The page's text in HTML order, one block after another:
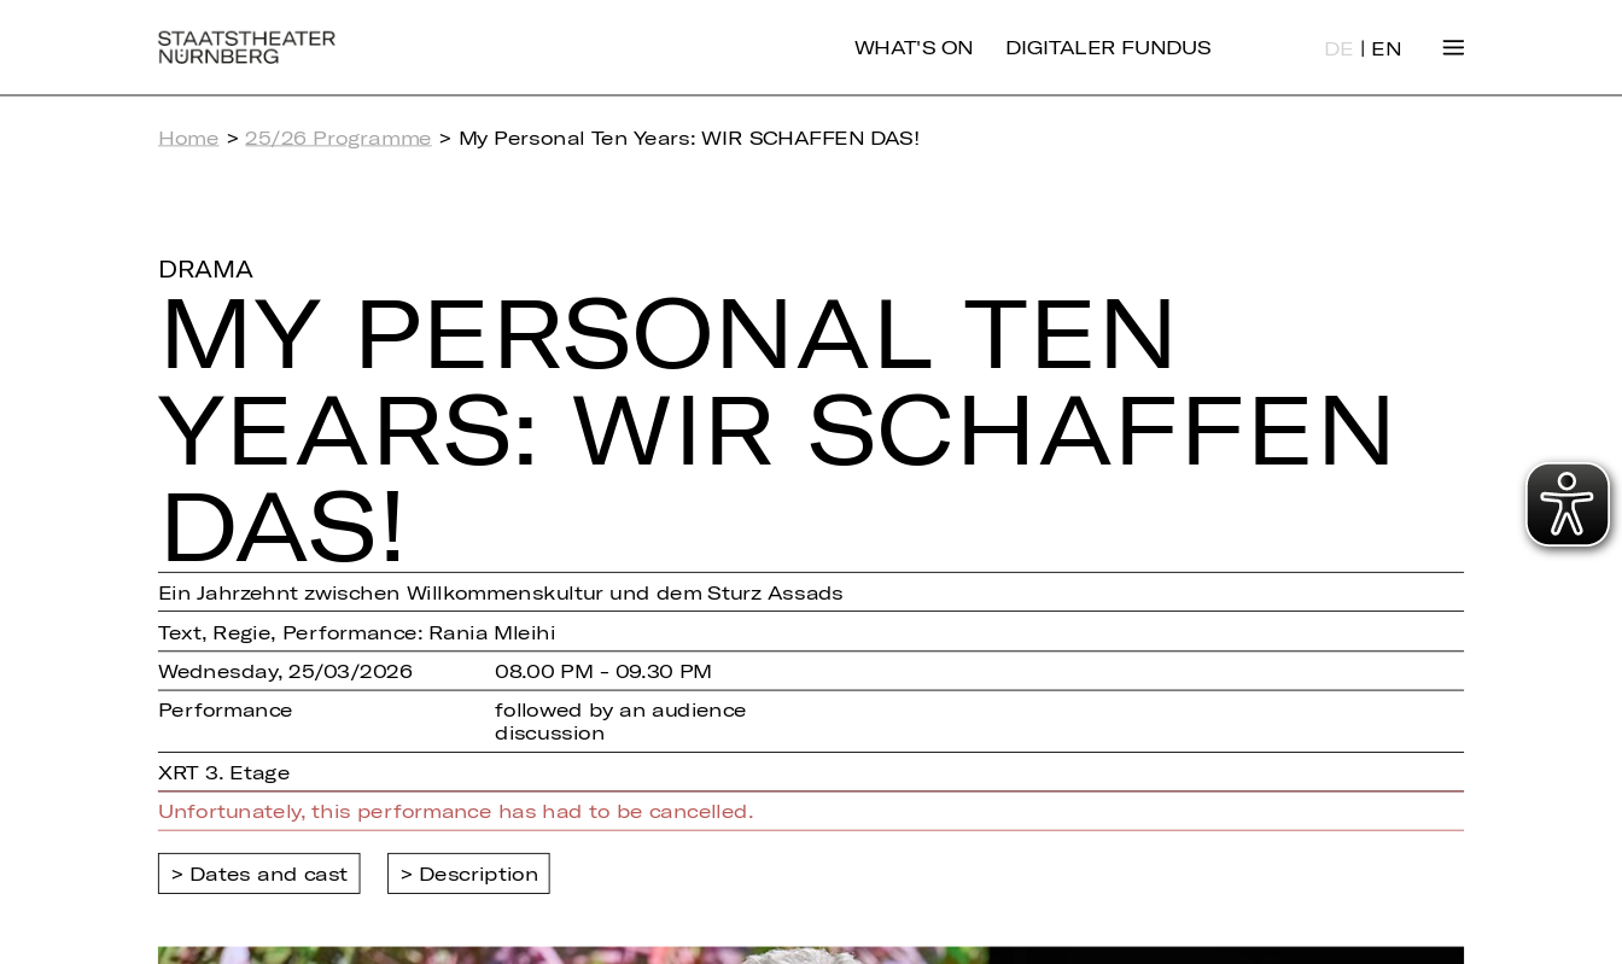
WHAT'S ON DIGITALER FUNDUS DE | EN
Home > 25/26 Programme > My Personal Ten Years: WIR SCHAFFEN DAS!
DRAMA
MY PER­SO­NAL TEN
YEARS: WIR SCHAF­FEN
DAS!
Ein Jahrzehnt zwischen Willkommenskultur und dem Sturz Assads
Text, Regie, Performance: Rania Mleihi
Wednesday, 25/03/2026
08.00 PM - 09.30 PM
Performance
followed by an audience
discussion
XRT 3. Etage
Unfortunately, this performance has had to be cancelled.
Dates and cast Description